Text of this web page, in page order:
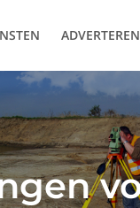
ADVERTEREN